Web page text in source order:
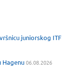
juniorskog ITF
Hagenu06.08.2026